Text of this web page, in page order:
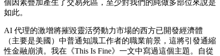
個因素疊加產生了交易死區，至少對我們的純做多部位來說是
如此。
AI 代理的激增將摧毀靈活勞動力市場的西方已開發經濟體
（主要是美國）中普通知識工作者的職業前景，這將引發通縮
性金融崩潰。我在《This Is Fine》一文中寫過這個主題。自從